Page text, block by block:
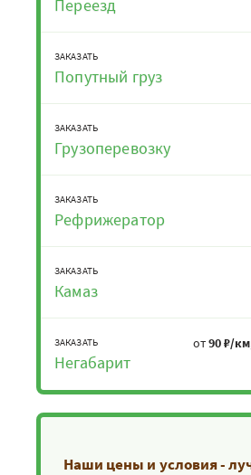
Переезд
ЗАКАЗАТЬ
Попутный груз
ЗАКАЗАТЬ
Грузоперевозку
ЗАКАЗАТЬ
Рефрижератор
ЗАКАЗАТЬ
Камаз
ЗАКАЗАТЬ
Негабарит
от90 ₽/км
Наши цены и условия -